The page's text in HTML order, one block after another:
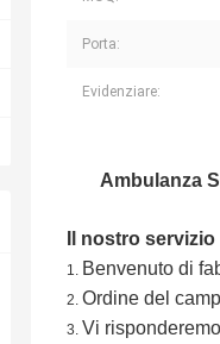
Porta:
Evidenziare:
Ambulanza
Il nostro servizio
1. Benvenuto di
2. Ordine del
3. Vi